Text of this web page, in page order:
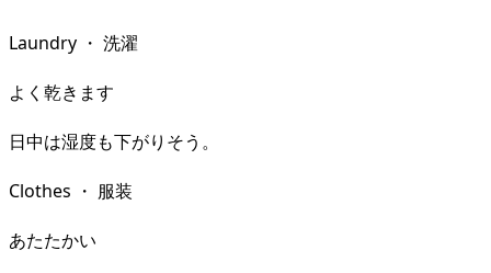
Laundry ・ 洗濯
よく乾きます
日中は湿度も下がりそう。
Clothes ・ 服装
あたたかい